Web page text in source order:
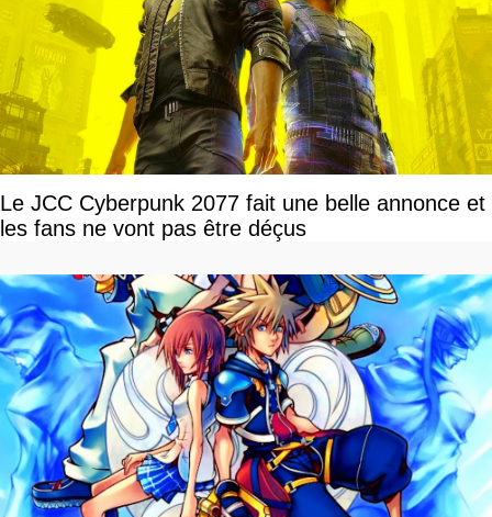
Le JCC Cyberpunk 2077 fait une belle annonce et
les fans ne vont pas être déçus